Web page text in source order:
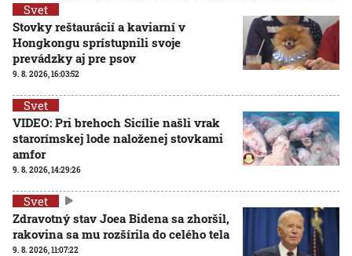
Svet
Stovky reštaurácií a kaviarní v
Hongkongu sprístupnili svoje
prevádzky aj pre psov
9. 8. 2026, 16:03:52
Svet
VIDEO: Pri brehoch Sicílie našli vrak
starorímskej lode naloženej stovkami
amfor
9. 8. 2026, 14:29:26
Svet
Zdravotný stav Joea Bidena sa zhoršil,
rakovina sa mu rozšírila do celého tela
9. 8. 2026, 11:07:22